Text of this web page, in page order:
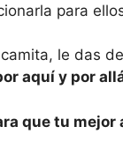
para
le das
aquí y por
que tu